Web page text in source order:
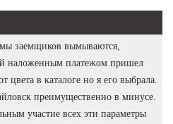
заемщиков вымываются,
наложенным платежом пришел
цвета в каталоге но я его выбрала.
преимущественно в минусе.
участие всех эти параметры